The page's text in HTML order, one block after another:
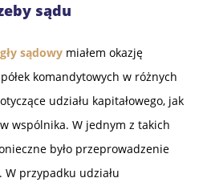
sądu
sądowy miałem okazję
komandytowych w różnych
udziału kapitałowego, jak
wspólnika. W jednym z takich
było przeprowadzenie
przypadku udziału